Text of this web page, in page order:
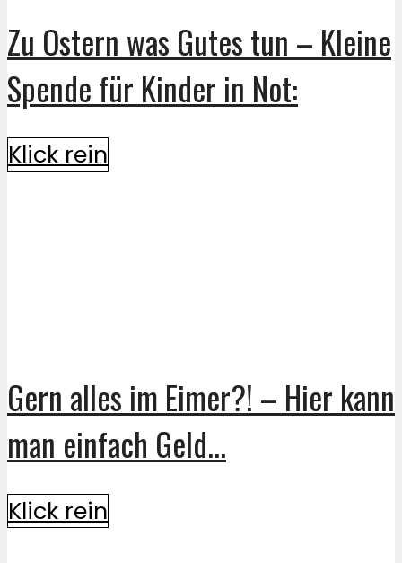
Zu Ostern was Gutes tun – Kleine
Spende für Kinder in Not:
Klick rein
Gern alles im Eimer?! – Hier kann
man einfach Geld...
Klick rein